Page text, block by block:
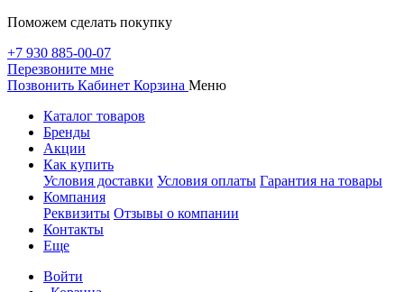
Поможем сделать покупку
+7 930 885-00-07
Перезвоните мне
Позвонить Кабинет Корзина Меню
Каталог товаров
Бренды
Акции
Как купить
Условия доставки Условия оплаты Гарантия на товары
Компания
Реквизиты Отзывы о компании
Контакты
Еще
Войти